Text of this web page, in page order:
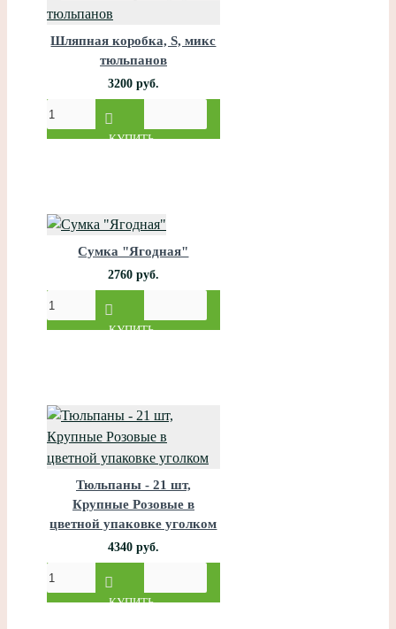
Шляпная коробка, S, микс
тюльпанов
3200 руб.
КУПИТЬ
Сумка "Ягодная"
2760 руб.
КУПИТЬ
Тюльпаны - 21 шт,
Крупные Розовые в
цветной упаковке уголком
4340 руб.
КУПИТЬ